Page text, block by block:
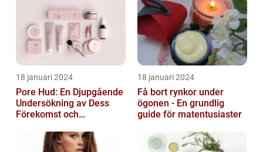
18 januari 2024
Pore Hud: En Djupgående
Undersökning av Dess
Förekomst och
18 januari 2024
Få bort rynkor under
ögonen - En grundlig
guide för matentusiaster